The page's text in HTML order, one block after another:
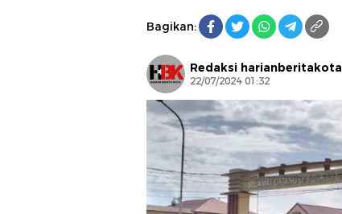
Bagikan:
Redaksi harianberitakota
22/07/2024 01:32